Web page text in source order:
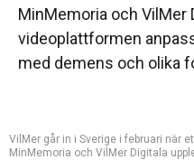
MinMemoria och VilMer
videoplattformen
med demens och olika
VilMer går in i Sverige i februari när
MinMemoria och VilMer Digitala